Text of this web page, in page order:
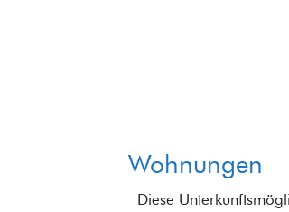
Wohnungen
Diese